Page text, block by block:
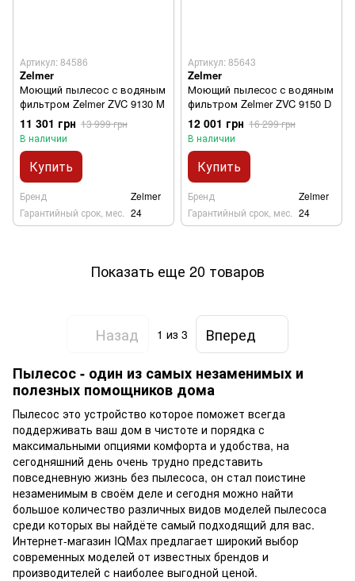
Артикул: 84586
Zelmer
Моющий пылесос с водяным
фильтром Zelmer ZVC 9130 M
11 301 грн 13 999 грн
В наличии
Купить
Бренд
Zelmer
Гарантийный срок, мес. 24
Артикул: 85643
Zelmer
Моющий пылесос с водяным
фильтром Zelmer ZVC 9150 D
12 001 грн 16 299 грн
В наличии
Купить
Бренд
Zelmer
Гарантийный срок, мес. 24
Показать еще 20 товаров
Назад 1 из 3
Вперед
Пылесос - один из самых незаменимых и
полезных помощников дома
Пылесос это устройство которое поможет всегда
поддерживать ваш дом в чистоте и порядка с
максимальными опциями комфорта и удобства, на
сегодняшний день очень трудно представить
повседневную жизнь без пылесоса, он стал поистине
незаменимым в своём деле и сегодня можно найти
большое количество различных видов моделей пылесоса
среди которых вы найдёте самый подходящий для вас.
Интернет-магазин IQMax предлагает широкий выбор
современных моделей от известных брендов и
производителей с наиболее выгодной ценой.